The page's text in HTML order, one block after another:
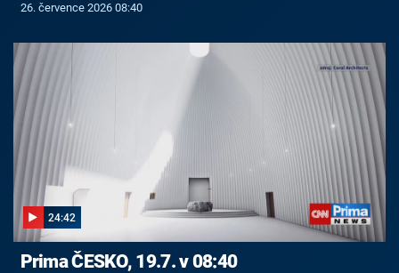
26. července 2026 08:40
24:42
Prima ČESKO, 19.7. v 08:40